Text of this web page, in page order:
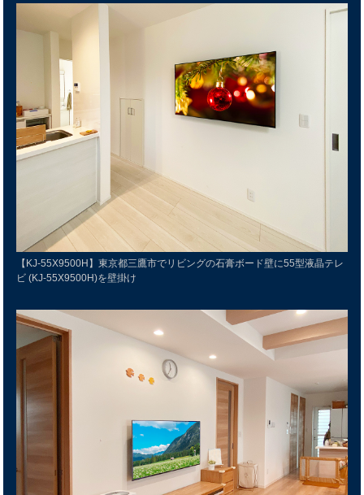
【KJ-55X9500H】東京都三鷹市でリビングの石膏ボード壁に55型液晶テレ
ビ (KJ-55X9500H)を壁掛け